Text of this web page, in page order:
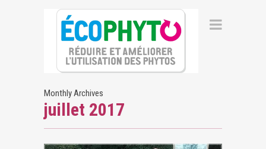
Monthly Archives
juillet 2017